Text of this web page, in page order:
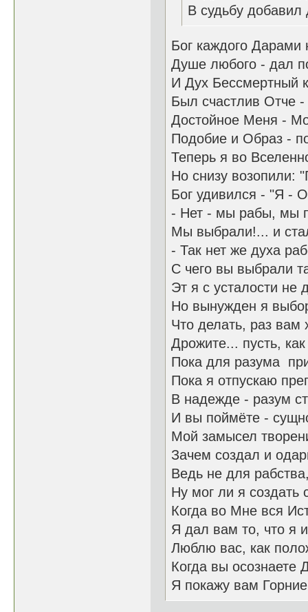
В судьбу добавил
Бог каждого Дарами
Душе любого - дал
И Дух Бессмертный
Был счастлив Отче -
Достойное Меня -
Подобие и Образ -
Теперь я во
Но снизу возопили:
Бог удивился - "Я -
- Нет - мы рабы, мы
Мы выбрали!... и
- Так нет же духа
С чего вы выбрали
Эт я с усталости не
Но вынужден я
Что делать, раз вам
Дрожите... пусть, как
Пока для разума
Пока я отпускаю
В надежде - разум
И вы поймёте -
Мой замысел
Зачем создал и
Ведь не для
Ну мог ли я создать
Когда во Мне вся
Я дал вам то, что я
Люблю вас, как
Когда вы осознаете
Я покажу вам